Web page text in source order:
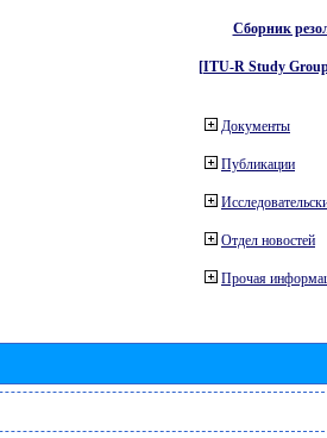
Сборник
[ITU-R Study
Документы
Публикации
Отдел новостей
Прочая